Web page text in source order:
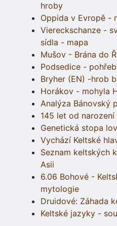
hroby
Oppida v Evropě -
Viereckschanze -
sídla - mapa
Mušov - Brána do
Podsedice -
Bryher (EN) -hrob
Horákov - mohyla
Analýza Bánovský
145 let od
Genetická stopa
Vychází Keltské
Seznam keltských
Asii
6.06 Bohové -
mytologie
Druidové: Záhada
Keltské jazyky -